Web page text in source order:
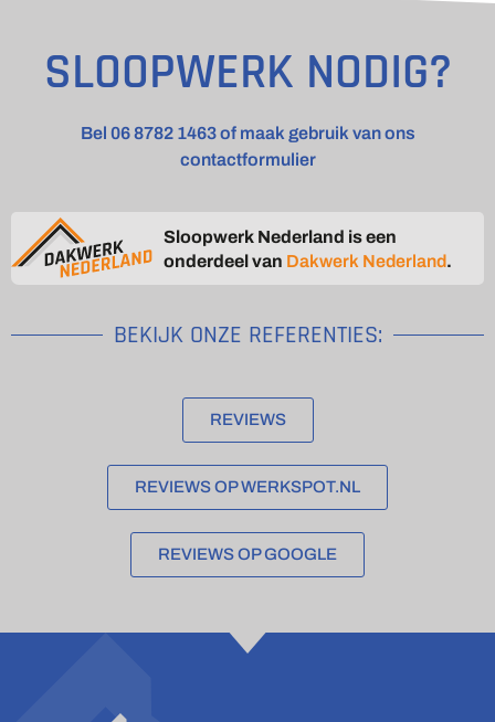
SLOOPWERK NODIG?
Bel 06 8782 1463 of maak gebruik van ons
contactformulier
Sloopwerk Nederland is een
onderdeel van Dakwerk Nederland.
BEKIJK ONZE REFERENTIES:
REVIEWS
REVIEWS OP WERKSPOT.NL
REVIEWS OP GOOGLE